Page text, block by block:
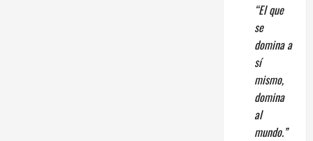
“El que
se
domina a
sí
mismo,
domina
al
mundo.”